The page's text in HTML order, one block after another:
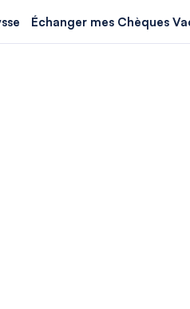
Échanger mes Chèques